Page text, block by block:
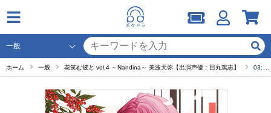
ホーム 一般 花笑む彼と vol.4 ～Nandina～ 美波天弥【出演声優：田丸篤志】 03:長い長い片想い